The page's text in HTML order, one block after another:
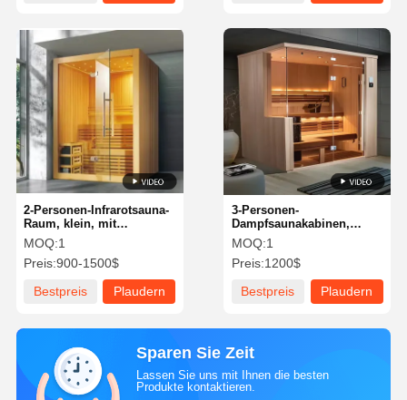
2-Personen-Infrarotsauna-
Raum, klein, mit
Salzgenerator, zur
Salztherapie
MOQ:1
Preis:900-1500$
Bestpreis
Plaudern
3-Personen-
Dampfsaunakabinen,
einfache Installation mit
modernem Design
MOQ:1
Preis:1200$
Bestpreis
Plaudern
Sparen Sie Zeit
Lassen Sie uns mit Ihnen die besten
Produkte kontaktieren.